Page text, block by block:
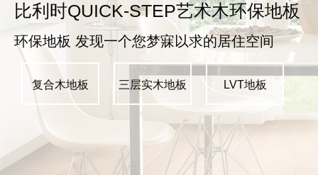
比利时QUICK-STEP艺术木环保地板
环保地板 发现一个您梦寐以求的居住空间
复合木地板 三层实木地板 LVT地板